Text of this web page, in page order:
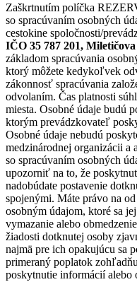
Zaškrtnutím políčka
so spracúvaním osobných
cestokine spoločnosti/
IČO 35 787 201,
základom spracúvania
ktorý môžete kedykoľvek
zákonnosť spracúvania
odvolaním. Čas platnosti
miesta. Osobné údaje budú
ktorým prevádzkovateľ
Osobné údaje nebudú
medzinárodnej organizácii
so spracúvaním osobných
upozorniť na to, že
nadobúdate postavenie
spojenými. Máte právo na
osobným údajom, ktoré sa
vymazanie alebo
žiadosti dotknutej osoby
najmä pre ich opakujúcu sa
primeraný poplatok
poskytnutie informácií alebo